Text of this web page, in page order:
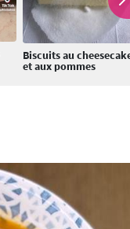
Biscuits au
et aux pommes